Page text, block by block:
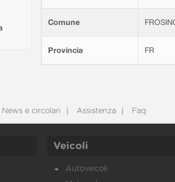
Comune
Provincia FR
News e circolari Assistenza Faq
Veicoli
Autoveicoli